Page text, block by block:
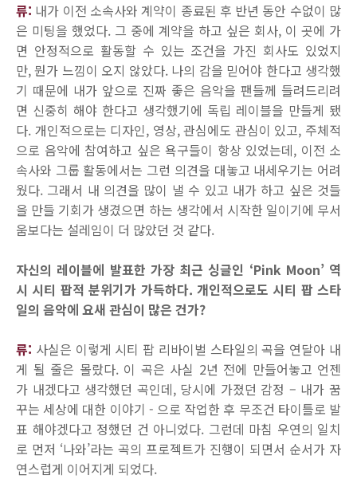
류: 내가 이전 소속사와 계약이 종료된 후 반년 동안 수없이 많
은 미팅을 했었다. 그 중에 계약을 하고 싶은 회사, 이 곳에 가
면 안정적으로 활동할 수 있는 조건을 가진 회사도 있었지
만, 뭔가 느낌이 오지 않았다. 나의 감을 믿어야 한다고 생각했
기 때문에 내가 앞으로 진짜 좋은 음악을 팬들께 들려드리려
면 신중히 해야 한다고 생각했기에 독립 레이블을 만들게 됐
다. 개인적으로는 디자인, 영상, 관심에도 관심이 있고, 주체적
으로 음악에 참여하고 싶은 욕구들이 항상 있었는데, 이전 소
속사와 그룹 활동에서는 그런 의견을 대놓고 내세우기는 어려
웠다. 그래서 내 의견을 많이 낼 수 있고 내가 하고 싶은 것들
을 만들 기회가 생겼으면 하는 생각에서 시작한 일이기에 무서
움보다는 설레임이 더 많았던 것 같다.
자신의 레이블에 발표한 가장 최근 싱글인 ‘Pink Moon’ 역
시 시티 팝적 분위기가 가득하다. 개인적으로도 시티 팝 스타
일의 음악에 요새 관심이 많은 건가?
류: 사실은 이렇게 시티 팝 리바이벌 스타일의 곡을 연달아 내
게 될 줄은 몰랐다. 이 곡은 사실 2년 전에 만들어놓고 언젠
가 내겠다고 생각했던 곡인데, 당시에 가졌던 감정 – 내가 꿈
꾸는 세상에 대한 이야기 - 으로 작업한 후 무조건 타이틀로 발
표 해야겠다고 정했던 건 아니었다. 그런데 마침 우연의 일치
로 먼저 ‘나와’라는 곡의 프로젝트가 진행이 되면서 순서가 자
연스럽게 이어지게 되었다.